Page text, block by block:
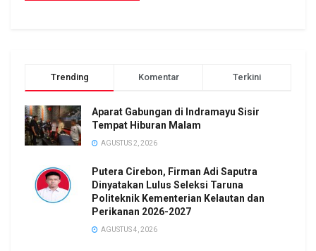
Trending Komentar Terkini
Aparat Gabungan di Indramayu Sisir
Tempat Hiburan Malam
AGUSTUS 2, 2026
Putera Cirebon, Firman Adi Saputra
Dinyatakan Lulus Seleksi Taruna
Politeknik Kementerian Kelautan dan
Perikanan 2026-2027
AGUSTUS 4, 2026